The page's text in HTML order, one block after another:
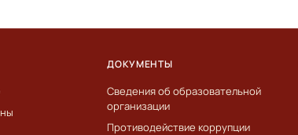
ДОКУМЕНТЫ
Сведения об образовательной
организации
Противодействие коррупции